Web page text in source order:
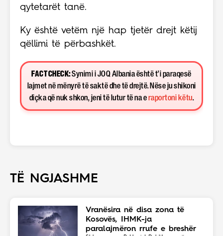
qytetarët tanë.
Ky është vetëm një hap tjetër drejt këtij
qëllimi të përbashkët.
FACT CHECK:Synimi i JOQ Albania është t’i paraqesë
lajmet në mënyrë të saktë dhe të drejtë. Nëse ju shikoni
diçka që nuk shkon, jeni të lutur të na e raportoni këtu.
TË NGJASHME
Vranësira në disa zona të
Kosovës, IHMK-ja
paralajmëron rrufe e breshër